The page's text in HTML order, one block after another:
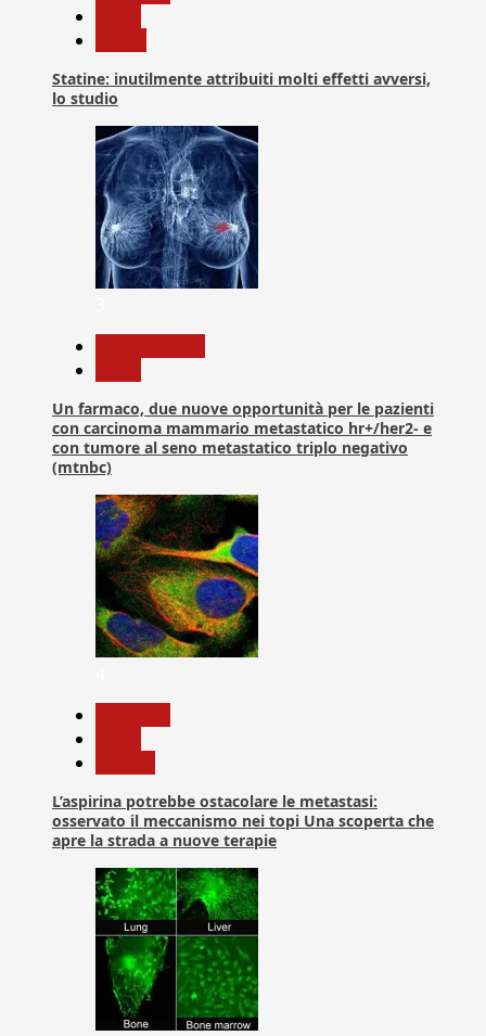
Statine: inutilmente attribuiti molti effetti avversi,
lo studio
Un farmaco, due nuove opportunità per le pazienti
con carcinoma mammario metastatico hr+/her2- e
con tumore al seno metastatico triplo negativo
(mtnbc)
L’aspirina potrebbe ostacolare le metastasi:
osservato il meccanismo nei topi Una scoperta che
apre la strada a nuove terapie